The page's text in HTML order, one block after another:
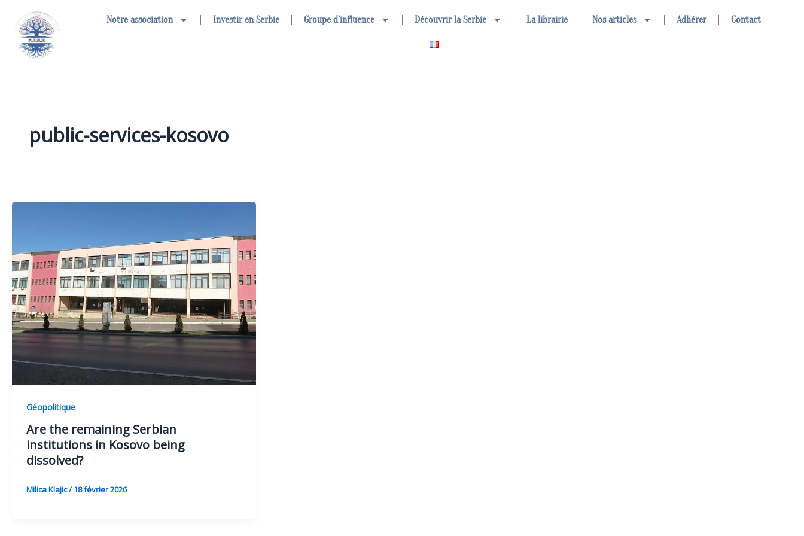
contenu
Notre association Investir en Serbie Groupe d’influence Découvrir la Serbie La librairie Nos articles Adhérer Contact
public-services-kosovo
Géopolitique
Are the remaining Serbian
institutions in Kosovo being
dissolved?
Milica Klajic/18 février 2026